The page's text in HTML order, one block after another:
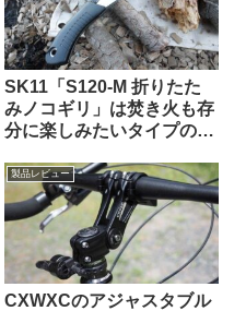
SK11「S120-M 折りたた
みノコギリ」は焚き火も存
分に楽しみたいタイプの自
くと便利な時がある
製品レビュー
CXWXCのアジャスタブル